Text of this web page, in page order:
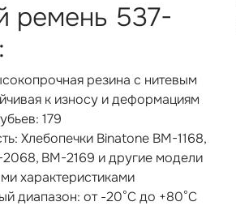
ремень 537-
резина с нитевым
к износу и деформациям
179
Хлебопечки Binatone BM-1168,
BM-2169 и другие модели
характеристиками
диапазон: от -20°C до +80°C